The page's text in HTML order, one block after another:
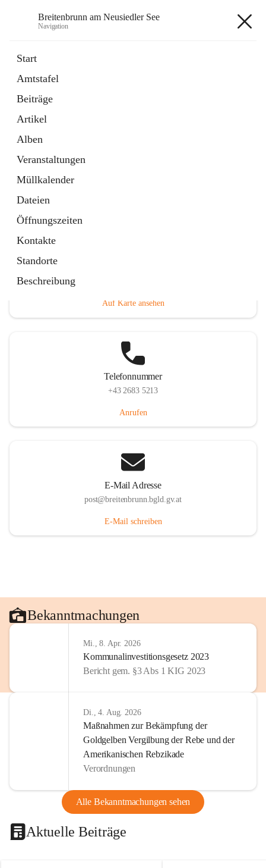
Breitenbrunn am Neusiedler See
Navigation
Start
Amtstafel
Beiträge
Artikel
Alben
Veranstaltungen
Müllkalender
Dateien
Öffnungszeiten
Kontakte
Standorte
Beschreibung
18 Schnellzugriffe
Gemeindeservice
Auf Karte ansehen
Telefonnummer
+43 2683 5213
Anrufen
E-Mail Adresse
post@breitenbrunn.bgld.gv.at
E-Mail schreiben
Bekanntmachungen
Mi., 8. Apr. 2026
Kommunalinvestitionsgesetz 2023
Bericht gem. §3 Abs 1 KIG 2023
Di., 4. Aug. 2026
Maßnahmen zur Bekämpfung der
Goldgelben Vergilbung der Rebe und der
Amerikanischen Rebzikade
Verordnungen
Alle Bekanntmachungen sehen
Aktuelle Beiträge